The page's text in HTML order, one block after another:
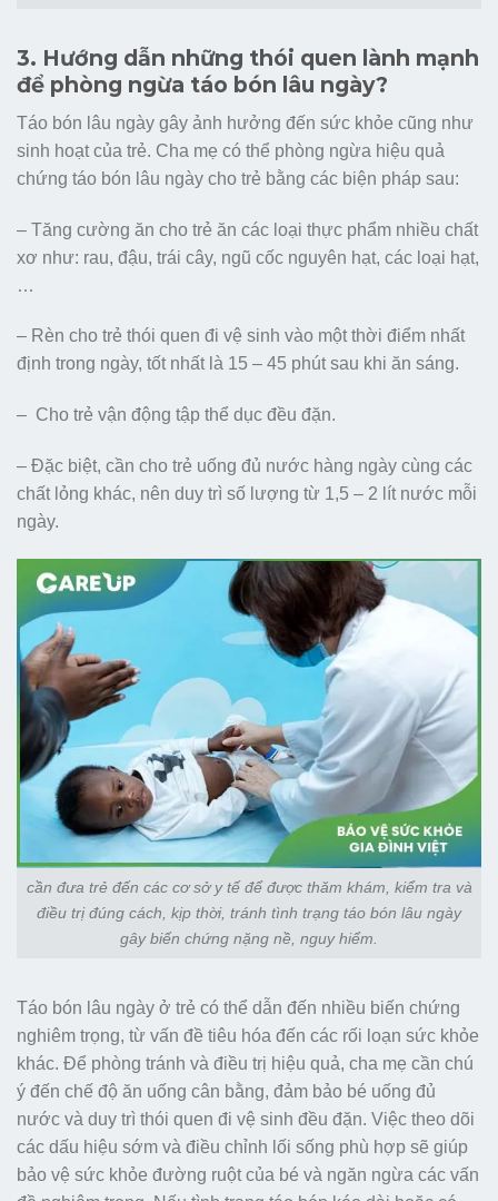
3. Hướng dẫn những thói quen lành mạnh
để phòng ngừa táo bón lâu ngày?
Táo bón lâu ngày gây ảnh hưởng đến sức khỏe cũng như
sinh hoạt của trẻ. Cha mẹ có thể phòng ngừa hiệu quả
chứng táo bón lâu ngày cho trẻ bằng các biện pháp sau:
– Tăng cường ăn cho trẻ ăn các loại thực phẩm nhiều chất
xơ như: rau, đậu, trái cây, ngũ cốc nguyên hạt, các loại hạt,
…
– Rèn cho trẻ thói quen đi vệ sinh vào một thời điểm nhất
định trong ngày, tốt nhất là 15 – 45 phút sau khi ăn sáng.
– Cho trẻ vận động tập thể dục đều đặn.
– Đặc biệt, cần cho trẻ uống đủ nước hàng ngày cùng các
chất lỏng khác, nên duy trì số lượng từ 1,5 – 2 lít nước mỗi
ngày.
cần đưa trẻ đến các cơ sở y tế để được thăm khám, kiểm tra và
điều trị đúng cách, kịp thời, tránh tình trạng táo bón lâu ngày
gây biến chứng nặng nề, nguy hiểm.
Táo bón lâu ngày ở trẻ có thể dẫn đến nhiều biến chứng
nghiêm trọng, từ vấn đề tiêu hóa đến các rối loạn sức khỏe
khác. Để phòng tránh và điều trị hiệu quả, cha mẹ cần chú
ý đến chế độ ăn uống cân bằng, đảm bảo bé uống đủ
nước và duy trì thói quen đi vệ sinh đều đặn. Việc theo dõi
các dấu hiệu sớm và điều chỉnh lối sống phù hợp sẽ giúp
bảo vệ sức khỏe đường ruột của bé và ngăn ngừa các vấn